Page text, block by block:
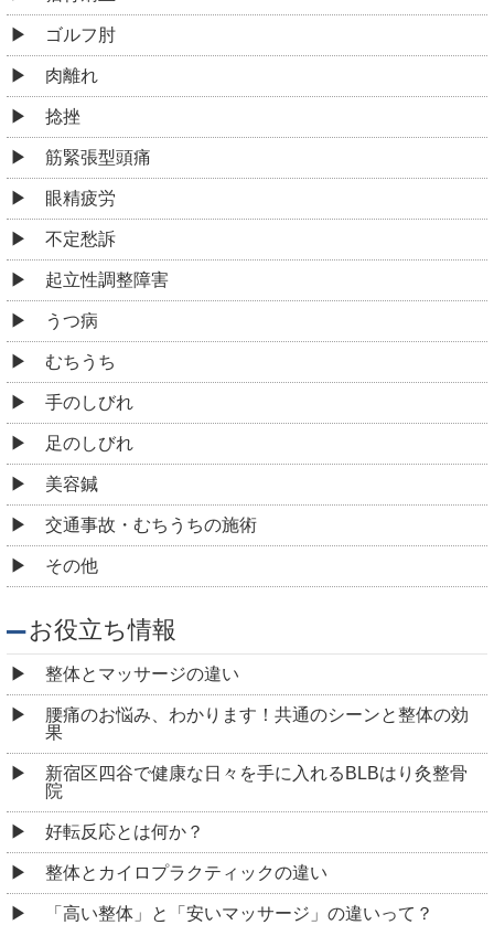
足のしびれ
美容鍼
交通事故・むちうちの施術
その他
お役立ち情報
整体とマッサージの違い
腰痛のお悩み、わかります！共通のシーンと整体の効
果
新宿区四谷で健康な日々を手に入れるBLBはり灸整骨
院
好転反応とは何か？
整体とカイロプラクティックの違い
「高い整体」と「安いマッサージ」の違いって？
整体が痛いってホント？
「整体が不安・・・」選び方がわからない方へ
鍼灸（はりきゅう）って痛い？火傷しない？ 四ツ谷に
あるBLBはり灸整骨院が解説します。
整体の料金はなぜ高い？ 四ツ谷にあるBLBはり灸整骨
院が提供する高品質なサービスの秘密
整体の種類を知ろう！あなたに合った施術法 ～四ツ
谷 BLBはり灸整骨院～
妊娠中に整体を受けることは可能？注意点3つを解説！
四ツ谷 BLBはり灸整骨院
マッサージ通いは無駄？！専門家が説く、身体不調の
真相
健康と美容に役立つ整体の効果とは？～姿勢改善から